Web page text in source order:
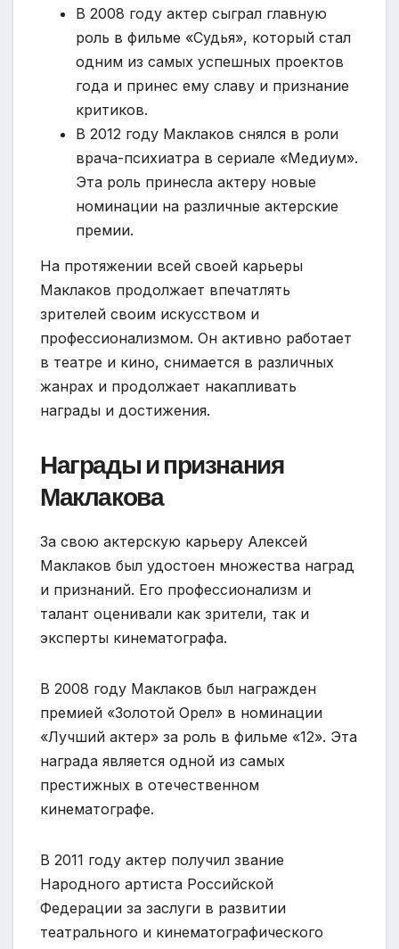
В 2008 году актер сыграл главную
роль в фильме «Судья», который стал
одним из самых успешных проектов
года и принес ему славу и признание
критиков.
В 2012 году Маклаков снялся в роли
врача-психиатра в сериале «Медиум».
Эта роль принесла актеру новые
номинации на различные актерские
премии.
На протяжении всей своей карьеры
Маклаков продолжает впечатлять
зрителей своим искусством и
профессионализмом. Он активно работает
в театре и кино, снимается в различных
жанрах и продолжает накапливать
награды и достижения.
Награды и признания
Маклакова
За свою актерскую карьеру Алексей
Маклаков был удостоен множества наград
и признаний. Его профессионализм и
талант оценивали как зрители, так и
эксперты кинематографа.
В 2008 году Маклаков был награжден
премией «Золотой Орел» в номинации
«Лучший актер» за роль в фильме «12». Эта
награда является одной из самых
престижных в отечественном
кинематографе.
В 2011 году актер получил звание
Народного артиста Российской
Федерации за заслуги в развитии
театрального и кинематографического